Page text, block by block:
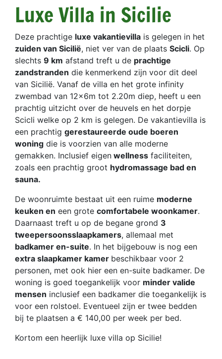
Luxe Villa in Sicilie
Deze prachtige luxe vakantievilla is gelegen in het
zuiden van Sicilië, niet ver van de plaats Scicli. Op
slechts 9 km afstand treft u de prachtige
zandstranden die kenmerkend zijn voor dit deel
van Sicilië. Vanaf de villa en het grote infinity
zwembad van 12x6m tot 2.20m diep, heeft u een
prachtig uitzicht over de heuvels en het dorpje
Scicli welke op 2 km is gelegen. De vakantievilla is
een prachtig gerestaureerde oude boeren
woning die is voorzien van alle moderne
gemakken. Inclusief eigen wellness faciliteiten,
zoals een prachtig groot hydromassage bad en
sauna.
De woonruimte bestaat uit een ruime moderne
keuken en een grote comfortabele woonkamer.
Daarnaast treft u op de begane grond 3
tweepersoonsslaapkamers, allemaal met
badkamer en-suite. In het bijgebouw is nog een
extra slaapkamer kamer beschikbaar voor 2
personen, met ook hier een en-suite badkamer. De
woning is goed toegankelijk voor minder valide
mensen inclusief een badkamer die toegankelijk is
voor een rolstoel. Eventueel zijn er twee bedden
bij te plaatsen a € 140,00 per week per bed.
Kortom een heerlijk luxe villa op Sicilie!